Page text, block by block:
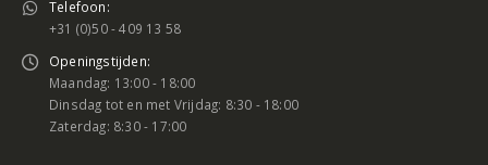
Telefoon:
+31 (0)50 - 409 13 58
Openingstijden:
Maandag: 13:00 - 18:00
Dinsdag tot en met Vrijdag: 8:30 - 18:00
Zaterdag: 8:30 - 17:00